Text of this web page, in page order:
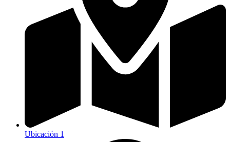
Ubicación 1